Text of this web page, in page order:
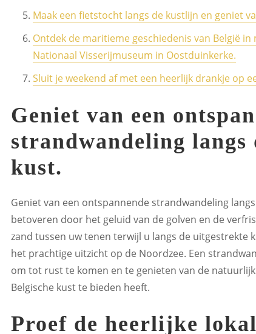
Maak een fietstocht langs de kustlijn en geniet
Ontdek de maritieme geschiedenis van België in
Nationaal Visserijmuseum in Oostduinkerke.
Sluit je weekend af met een heerlijk drankje op
Geniet van een
strandwandeling langs
kust.
Geniet van een ontspannende strandwandeling
betoveren door het geluid van de golven en de
zand tussen uw tenen terwijl u langs de uitgestrekte
het prachtige uitzicht op de Noordzee. Een
om tot rust te komen en te genieten van de
Belgische kust te bieden heeft.
Proef de heerlijke